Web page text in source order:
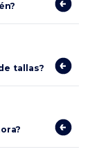
tallas?